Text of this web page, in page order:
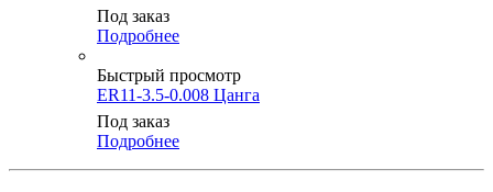
Под заказ
Подробнее
Быстрый просмотр
ER11-3.5-0.008 Цанга
Под заказ
Подробнее